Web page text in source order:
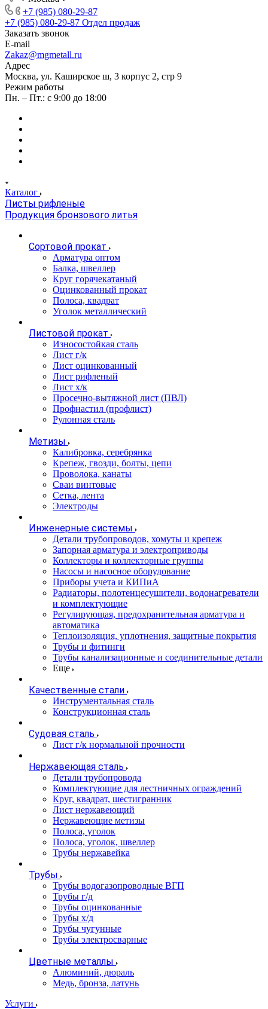
+7 (985) 080-29-87
+7 (985) 080-29-87 Отдел продаж
Заказать звонок
E-mail
Zakaz@mgmetall.ru
Адрес
Москва, ул. Каширское ш, 3 корпус 2, стр 9
Режим работы
Пн. – Пт.: с 9:00 до 18:00
Каталог
Листы рифленые
Продукция бронзового литья
Сортовой прокат
Арматура оптом
Балка, швеллер
Круг горячекатаный
Оцинкованный прокат
Полоса, квадрат
Уголок металлический
Листовой прокат
Износостойкая сталь
Лист г/к
Лист оцинкованный
Лист рифленый
Лист х/к
Просечно-вытяжной лист (ПВЛ)
Профнастил (профлист)
Рулонная сталь
Метизы
Калибровка, серебрянка
Крепеж, гвозди, болты, цепи
Проволока, канаты
Сваи винтовые
Сетка, лента
Электроды
Инженерные системы
Детали трубопроводов, хомуты и крепеж
Запорная арматура и электроприводы
Коллекторы и коллекторные группы
Насосы и насосное оборудование
Приборы учета и КИПиА
Радиаторы, полотенцесушители, водонагреватели
и комплектующие
Регулирующая, предохранительная арматура и
автоматика
Теплоизоляция, уплотнения, защитные покрытия
Трубы и фитинги
Трубы канализационные и соединительные детали
Еще
Качественные стали
Инструментальная сталь
Конструкционная сталь
Судовая сталь
Лист г/к нормальной прочности
Нержавеющая сталь
Детали трубопровода
Комплектующие для лестничных ограждений
Круг, квадрат, шестигранник
Лист нержавеющий
Нержавеющие метизы
Полоса, уголок
Полоса, уголок, швеллер
Трубы нержавейка
Трубы
Трубы водогазопроводные ВГП
Трубы г/д
Трубы оцинкованные
Трубы х/д
Трубы чугунные
Трубы электросварные
Цветные металлы
Алюминий, дюраль
Медь, бронза, латунь
Услуги